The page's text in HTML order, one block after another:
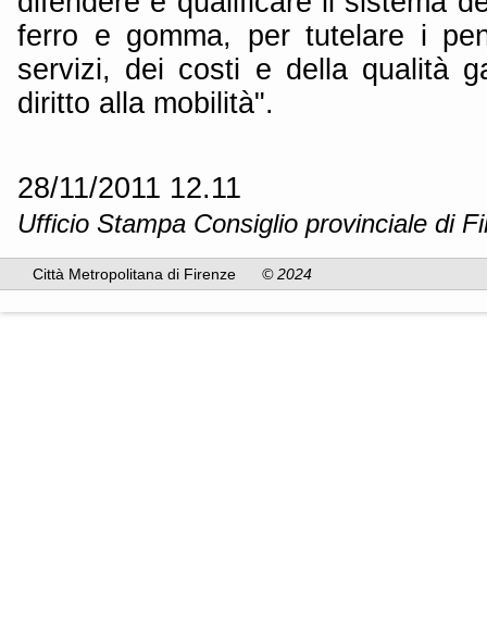
ferro e gomma, per tutelare i
servizi, dei costi e della qualità
diritto alla mobilità".
28/11/2011 12.11
Ufficio Stampa Consiglio provinciale di
Città Metropolitana di Firenze © 2024